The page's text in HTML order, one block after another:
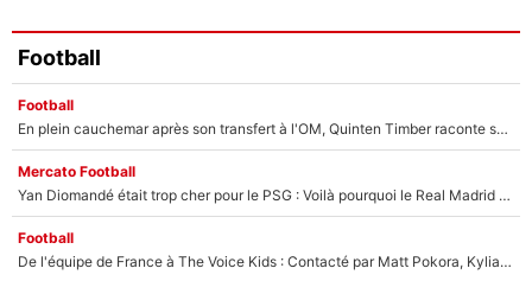
Football
Football
En plein cauchemar après son transfert à l'OM, Quinten Timber raconte ses doutes après sa signature à Marseille
Mercato Football
Yan Diomandé était trop cher pour le PSG : Voilà pourquoi le Real Madrid a accepté de payer la somme record de 140M€ pour boucler son transfert !
Football
De l'équipe de France à The Voice Kids : Contacté par Matt Pokora, Kylian Mbappé a accepté de jouer un rôle inédit sur TF1 !